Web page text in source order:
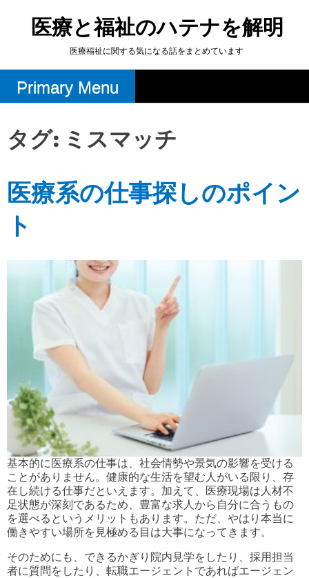
content医療と福祉のハテナを解明
医療福祉に関する気になる話をまとめています
Primary Menu
タグ: ミスマッチ
医療系の仕事探しのポイン
ト
基本的に医療系の仕事は、社会情勢や景気の影響を受ける
ことがありません。健康的な生活を望む人がいる限り、存
在し続ける仕事だといえます。加えて、医療現場は人材不
足状態が深刻であるため、豊富な求人から自分に合うもの
を選べるというメリットもあります。ただ、やはり本当に
働きやすい場所を見極める目は大事になってきます。
そのためにも、できるかぎり院内見学をしたり、採用担当
者に質問をしたり、転職エージェントであればエージェン